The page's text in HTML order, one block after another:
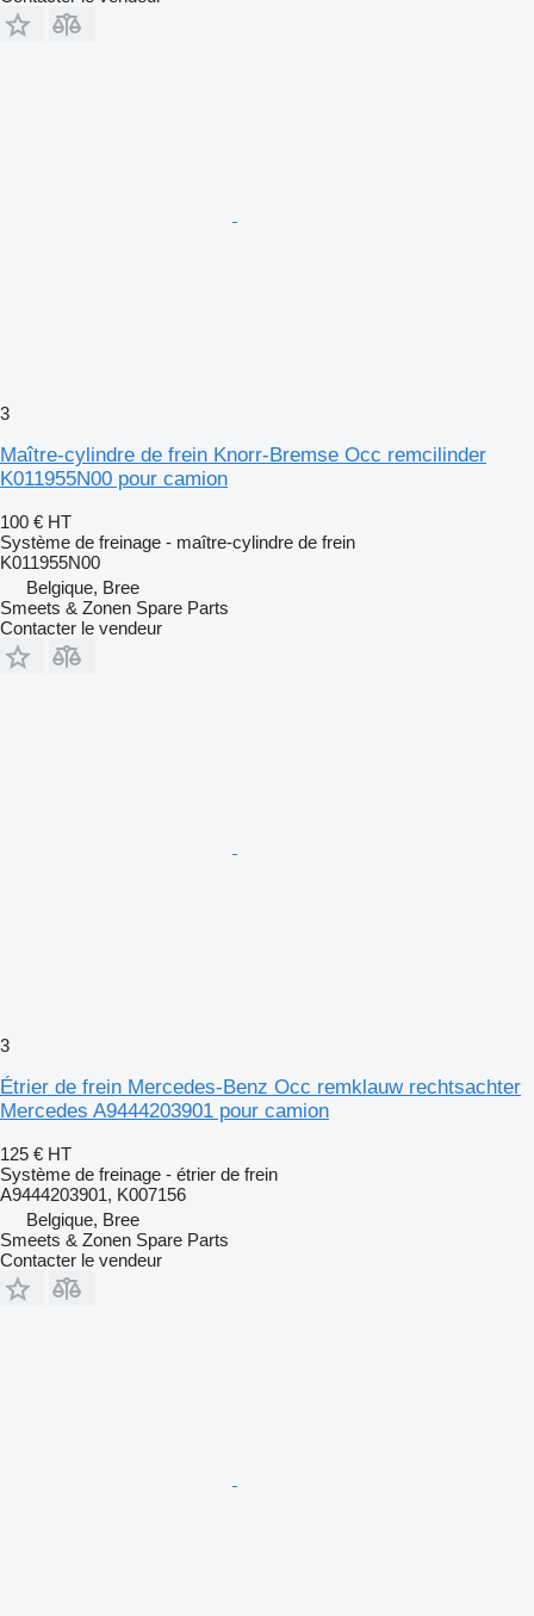
3
Maître-cylindre de frein Knorr-Bremse Occ remcilinder
K011955N00 pour camion
100 € HT
Système de freinage - maître-cylindre de frein
K011955N00
Belgique, Bree
Smeets & Zonen Spare Parts
Contacter le vendeur
3
Étrier de frein Mercedes-Benz Occ remklauw rechtsachter
Mercedes A9444203901 pour camion
125 € HT
Système de freinage - étrier de frein
A9444203901, K007156
Belgique, Bree
Smeets & Zonen Spare Parts
Contacter le vendeur